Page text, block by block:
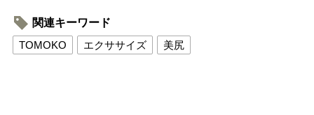
関連キーワード
TOMOKO
エクササイズ 美尻